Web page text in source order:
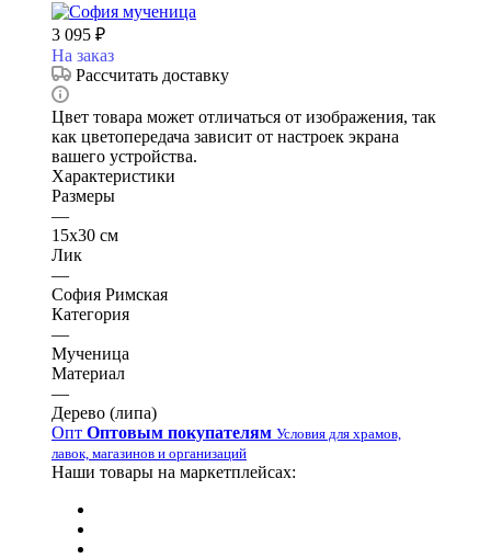
3 095 ₽
На заказ
Рассчитать доставку
Цвет товара может отличаться от изображения, так
как цветопередача зависит от настроек экрана
вашего устройства.
Характеристики
Размеры
—
15х30 см
Лик
—
София Римская
Категория
—
Мученица
Материал
—
Дерево (липа)
Опт Оптовым покупателям Условия для храмов,
лавок, магазинов и организаций
Наши товары на маркетплейсах: